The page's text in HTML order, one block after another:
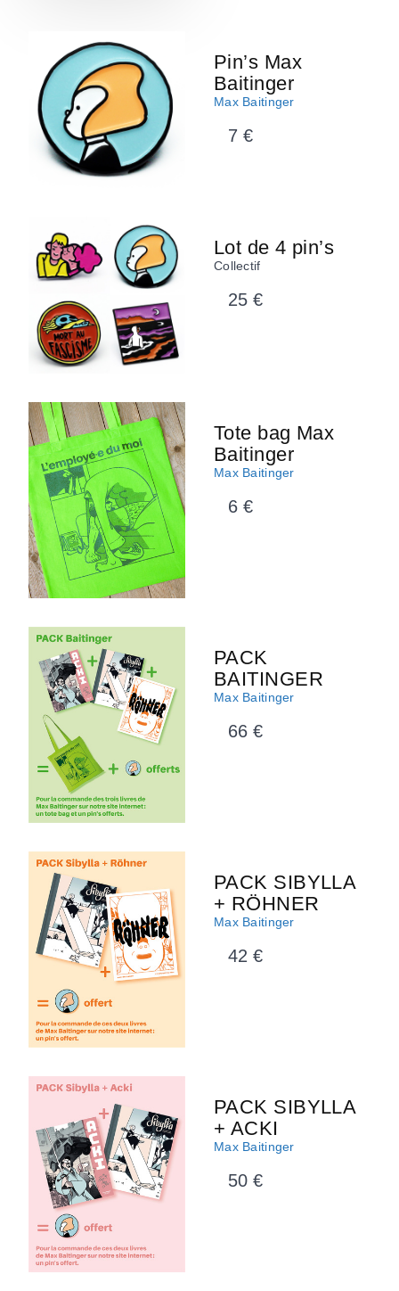
Pin’s Max
Baitinger
Max Baitinger
7 €
Lot de 4 pin’s
Collectif
25 €
Tote bag Max
Baitinger
Max Baitinger
6 €
PACK
BAITINGER
Max Baitinger
66 €
PACK SIBYLLA
+ RÖHNER
Max Baitinger
42 €
PACK SIBYLLA
+ ACKI
Max Baitinger
50 €